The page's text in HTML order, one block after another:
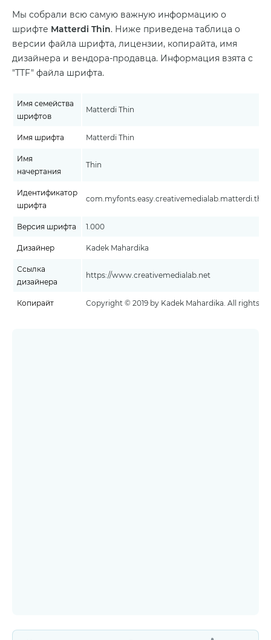
Мы собрали всю самую важную информацию о
шрифте Matterdi Thin. Ниже приведена таблица о
версии файла шрифта, лицензии, копирайта, имя
дизайнера и вендора-продавца. Информация взята с
"TTF" файла шрифта.
Имя семейства
шрифтов
Matterdi Thin
Имя шрифта Matterdi Thin
Имя
начертания
Thin
Идентификатор
шрифта
Версия шрифта 1.000
Дизайнер Kadek Mahardika
Ссылка
дизайнера
https://www.creativemedialab.net
Копирайт Copyright © 2019 by Kadek Mahardika. All rights